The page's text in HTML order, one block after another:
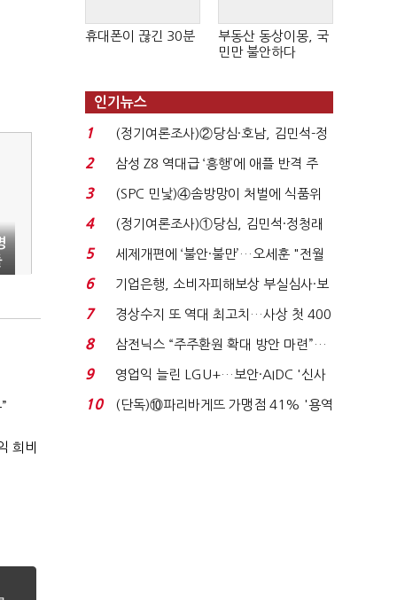
희비
휴대폰이 끊긴 30분
부동산 동상이몽, 국
민만 불안하다
인기뉴스
1
(정기여론조사)②당심·호남, 김민석-정
청래 '초접전'...
2
삼성 Z8 역대급 ‘흥행’에 애플 반격 주
목…9월 ‘폴...
3
(SPC 민낯)④솜방망이 처벌에 식품위
생법 위반 반복...
4
(정기여론조사)①당심, 김민석·정청래
'초접전'…대통령 ...
5
세제개편에 ‘불안·불만’…오세훈 "전월
세 구하기 더 ...
6
기업은행, 소비자피해보상 부실심사·보
이스피싱 공시 ...
7
경상수지 또 역대 최고치…사상 첫 400
억달러에 '3% 성...
8
삼전닉스 “주주환원 확대 방안 마련”…
로이터에 성명...
9
영업익 늘린 LGU+…보안·AIDC '신사
업 드라이브'...
10
(단독)⑩파리바게뜨 가맹점 41% '용역